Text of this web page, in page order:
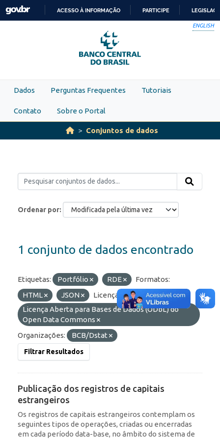
Skip to main content
PARA
O
CONTEÚDO
ACESSO À INFORMAÇÃO PARTICIPE
ENGLISH
Dados Perguntas Frequentes Tutoriais
Contato Sobre o Portal
Conjuntos de dados
Ordenar por
1 conjunto de dados encontrado
Etiquetas: Portfólio RDE
Formatos:
HTML
JSON
Licenças:
Licença Aberta para Bases de Dados (ODbL) do
Open Data Commons
Organizações:
BCB/Dstat
Filtrar Resultados
Publicação dos registros de capitais
estrangeiros
Os registros de capitais estrangeiros contemplam os
seguintes tipos de operações, criadas ou encerradas
em cada período data-base, no âmbito do sistema de